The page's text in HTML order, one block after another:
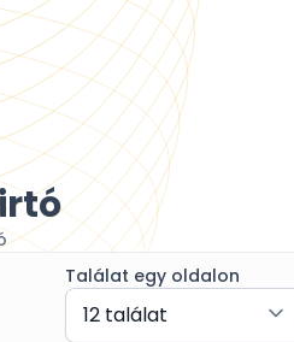
Találat egy oldalon
12 találat